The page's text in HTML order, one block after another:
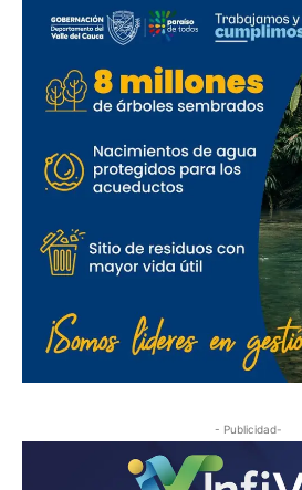
- Publicidad-